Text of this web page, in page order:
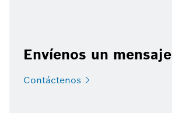
Envíenos un mensaje
Contáctenos